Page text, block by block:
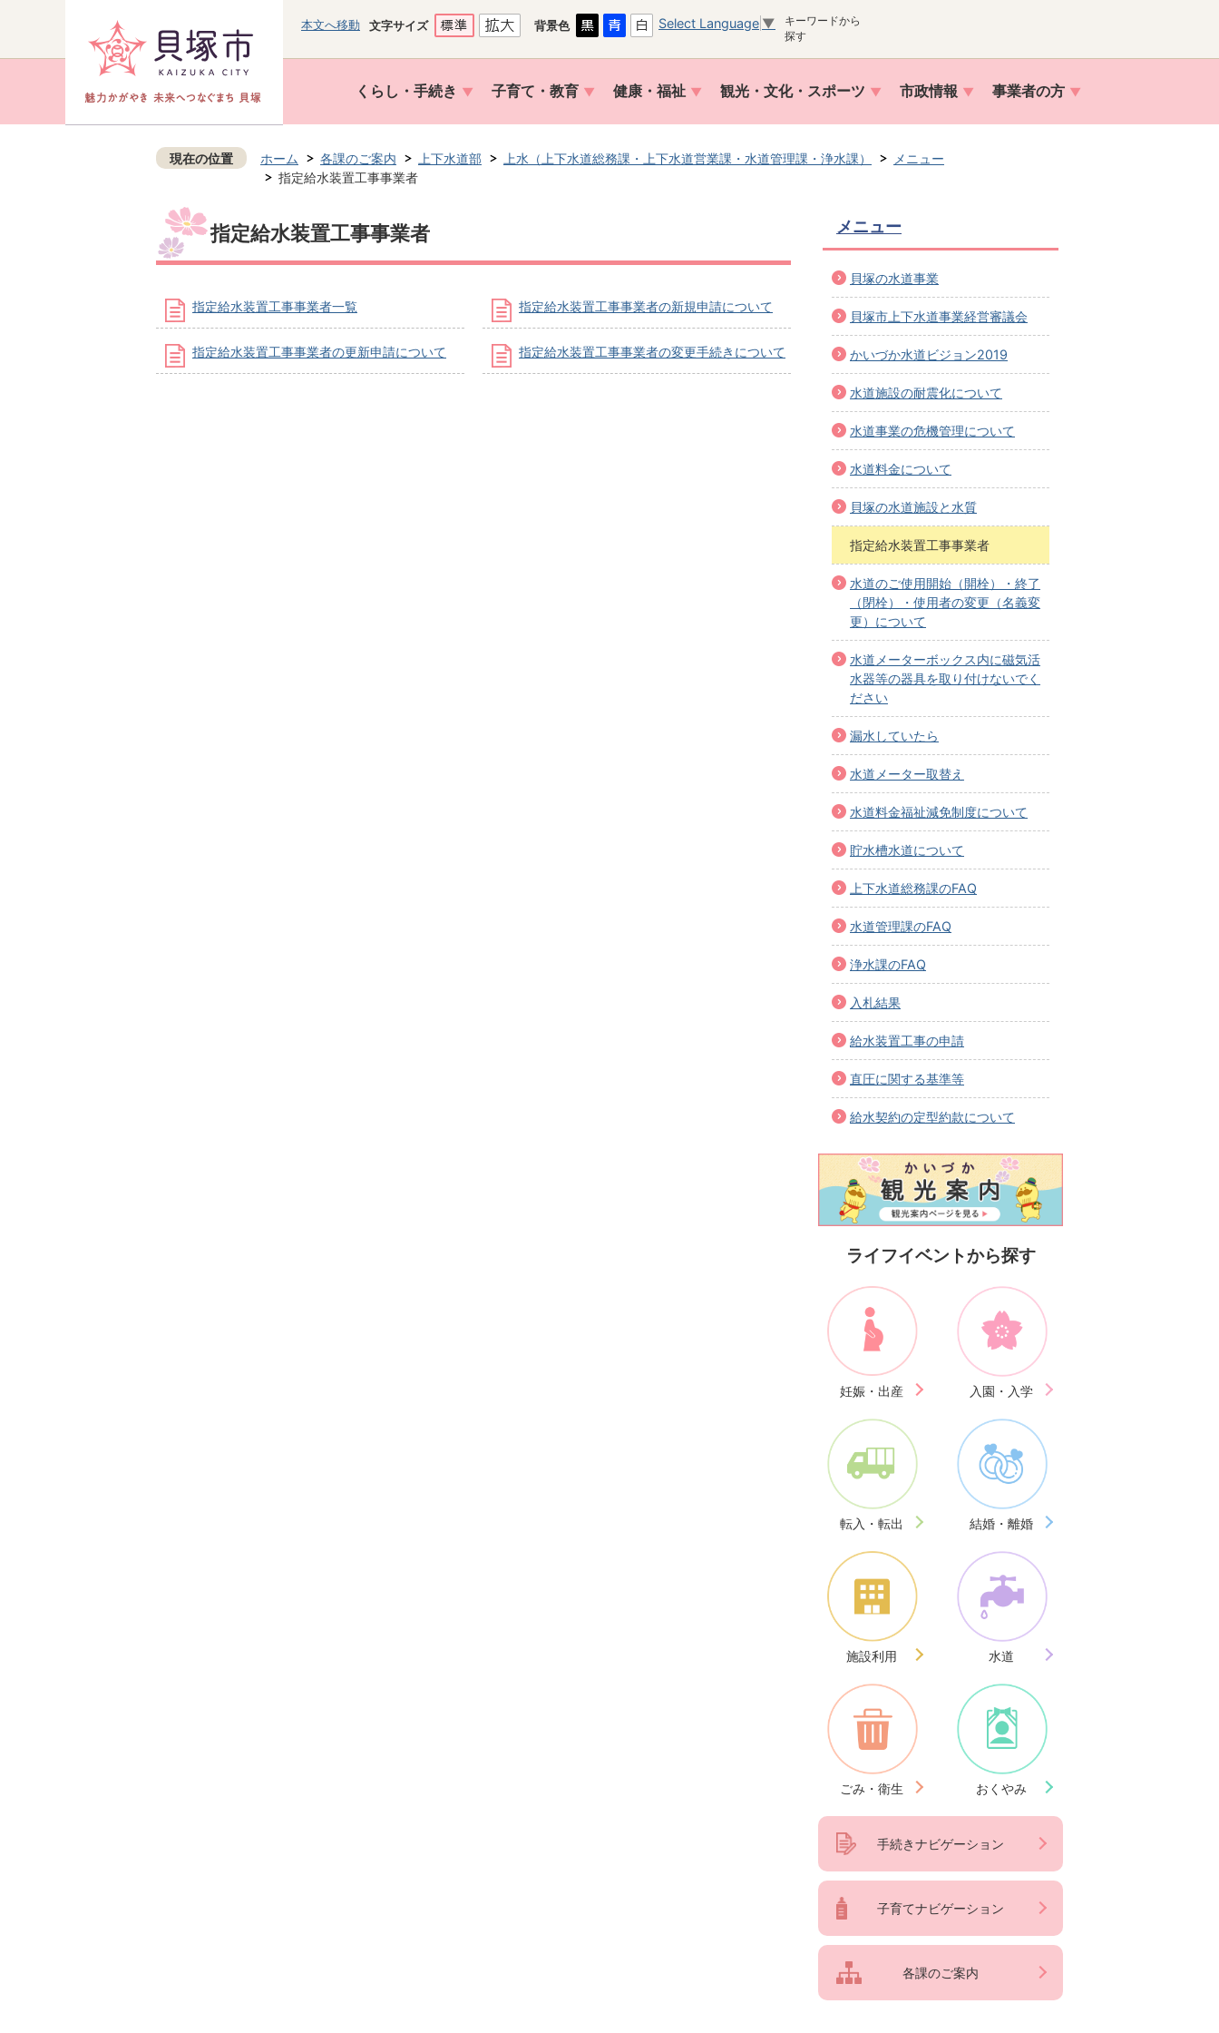
本文へ移動 文字サイズ 背景色 Select Language ▼
キーワードから
探す
くらし・手続き 子育て・教育 健康・福祉 観光・文化・スポーツ 市政情報 事業者の方
現在の位置 ホーム 各課のご案内 上下水道部 上水（上下水道総務課・上下水道営業課・水道管理課・浄水課）
メニュー
指定給水装置工事事業者
指定給水装置工事事業者
指定給水装置工事事業者一覧 指定給水装置工事事業者の新規申請について
指定給水装置工事事業者の更新申請について 指定給水装置工事事業者の変更手続きについて
メニュー
貝塚の水道事業
貝塚市上下水道事業経営審議会
かいづか水道ビジョン2019
水道施設の耐震化について
水道事業の危機管理について
水道料金について
貝塚の水道施設と水質
指定給水装置工事事業者
水道のご使用開始（開栓）・終了
（閉栓）・使用者の変更（名義変
更）について
水道メーターボックス内に磁気活
水器等の器具を取り付けないでく
ださい
漏水していたら
水道メーター取替え
水道料金福祉減免制度について
貯水槽水道について
上下水道総務課のFAQ
水道管理課のFAQ
浄水課のFAQ
入札結果
給水装置工事の申請
直圧に関する基準等
給水契約の定型約款について
ライフイベントから探す
妊娠・出産 入園・入学
転入・転出 結婚・離婚
施設利用 水道
ごみ・衛生 おくやみ
手続きナビゲーション
子育てナビゲーション
各課のご案内